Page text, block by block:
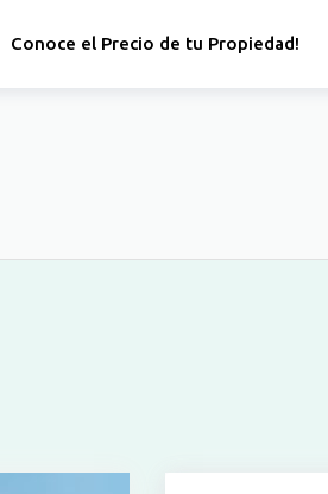
Conoce el Precio de tu Propiedad!